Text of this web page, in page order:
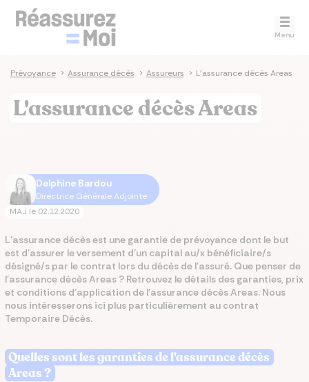
Menu
Prévoyance > Assurance décès > Assureurs > L'assurance décès Areas
L'assurance décès Areas
Delphine Bardou
Directrice Générale Adjointe
MAJ le 02.12.2020
L’assurance décès est une garantie de prévoyance dont le but
est d’assurer le versement d’un capital au/x bénéficiaire/s
désigné/s par le contrat lors du décès de l’assuré. Que penser de
l'assurance décès Areas ? Retrouvez le détails des garanties, prix
et conditions d'application de l'assurance décès Areas. Nous
nous intéresserons ici plus particulièrement au contrat
Temporaire Décès.
Quelles sont les garanties de l'assurance décès
Areas ?